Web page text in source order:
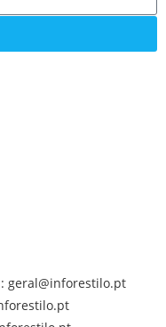
geral@inforestilo.pt